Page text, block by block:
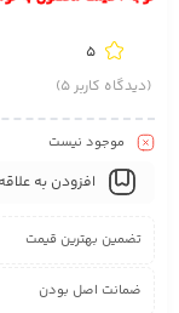
5
(دیدگاه کاربر5
)
موجود نیست
افزودن به
تضمین بهترین قیمت
ضمانت اصل بودن